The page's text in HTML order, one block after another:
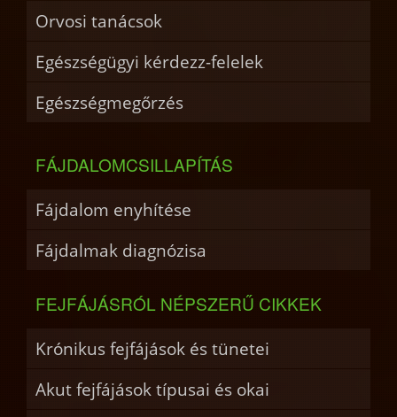
Orvosi tanácsok
Egészségügyi kérdezz-felelek
Egészségmegőrzés
FÁJDALOMCSILLAPÍTÁS
Fájdalom enyhítése
Fájdalmak diagnózisa
FEJFÁJÁSRÓL NÉPSZERŰ CIKKEK
Krónikus fejfájások és tünetei
Akut fejfájások típusai és okai